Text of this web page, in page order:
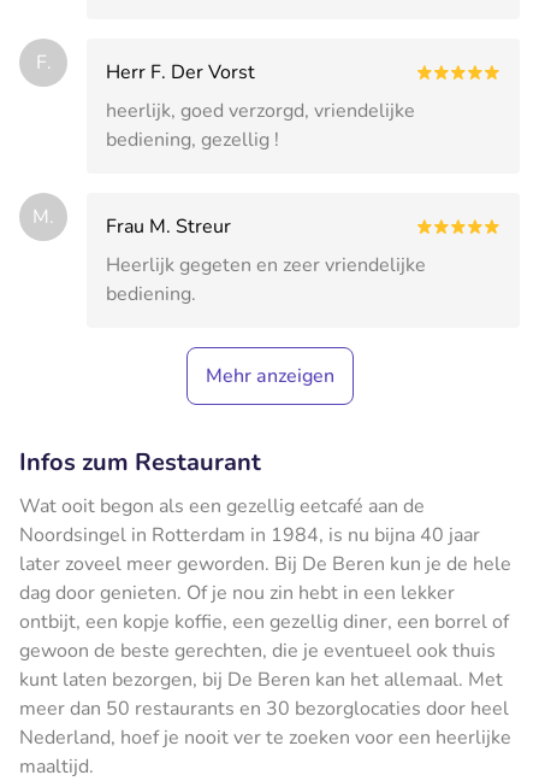
F.
Herr F. Der Vorst
heerlijk, goed verzorgd, vriendelijke
bediening, gezellig !
M.
Frau M. Streur
Heerlijk gegeten en zeer vriendelijke
bediening.
Mehr anzeigen
Infos zum Restaurant
Wat ooit begon als een gezellig eetcafé aan de
Noordsingel in Rotterdam in 1984, is nu bijna 40 jaar
later zoveel meer geworden. Bij De Beren kun je de hele
dag door genieten. Of je nou zin hebt in een lekker
ontbijt, een kopje koffie, een gezellig diner, een borrel of
gewoon de beste gerechten, die je eventueel ook thuis
kunt laten bezorgen, bij De Beren kan het allemaal. Met
meer dan 50 restaurants en 30 bezorglocaties door heel
Nederland, hoef je nooit ver te zoeken voor een heerlijke
maaltijd.